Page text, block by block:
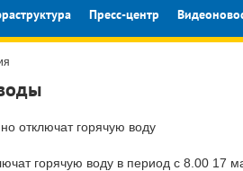
Пресс-центр
отключат горячую воду
горячую воду в период с 8.00